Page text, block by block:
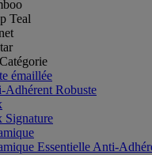
Teal
émaillée
Adhérent Robuste
Signature
Essentielle Anti-